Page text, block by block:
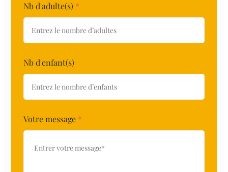
Nb d'adulte(s) *
Nb d'enfant(s)
Votre message *